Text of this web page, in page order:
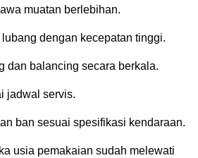
muatan berlebihan.
dengan kecepatan tinggi.
dan balancing secara berkala.
jadwal servis.
ban sesuai spesifikasi kendaraan.
usia pemakaian sudah melewati